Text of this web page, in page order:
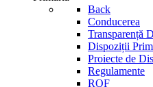
Back
Conducerea
Transparență
Dispoziții
Proiecte de
Regulamente
ROF